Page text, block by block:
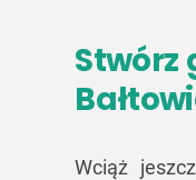
Stwórz
Wciąż